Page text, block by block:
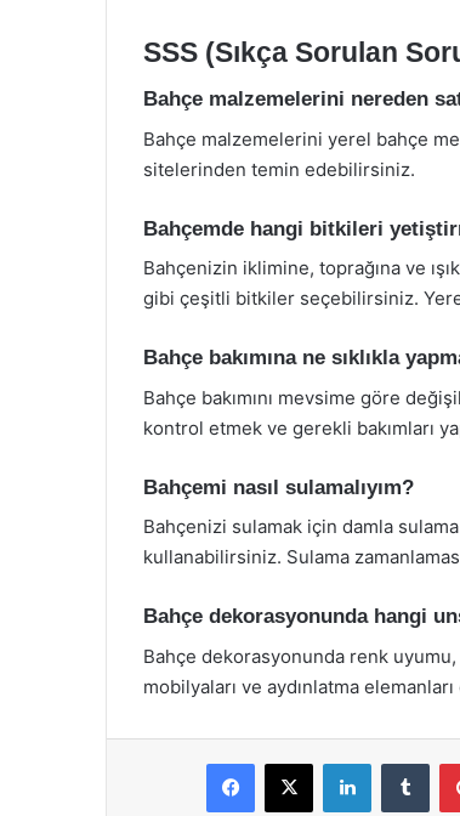
SSS (Sıkça Sorulan
Bahçe malzemelerini nereden
Bahçe malzemelerini yerel bahçe
sitelerinden temin edebilirsiniz.
Bahçemde hangi bitkileri
Bahçenizin iklimine, toprağına ve
gibi çeşitli bitkiler seçebilirsiniz.
Bahçe bakımına ne sıklıkla
Bahçe bakımını mevsime göre
kontrol etmek ve gerekli bakımları
Bahçemi nasıl sulamalıyım?
Bahçenizi sulamak için damla
kullanabilirsiniz. Sulama
Bahçe dekorasyonunda hangi
Bahçe dekorasyonunda renk
mobilyaları ve aydınlatma
Facebook
X LinkedIn